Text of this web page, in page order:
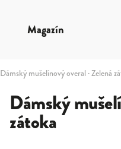
Magazín
Dámský mušelínový overal · Zelená
Dámský
zátoka